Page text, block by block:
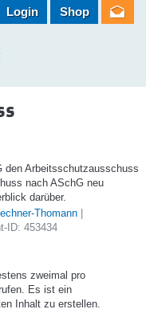
Login Shop
den Arbeitsschutzausschuss
nach ASchG neu
darüber.
Thomann
ID: 453434
zweimal pro
Es ist ein
Inhalt zu erstellen.